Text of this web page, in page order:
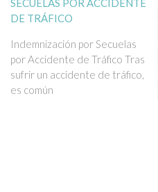
SECUELAS POR ACCIDENTE
DE TRÁFICO
Indemnización por Secuelas
por Accidente de Tráfico Tras
sufrir un accidente de tráfico,
es común